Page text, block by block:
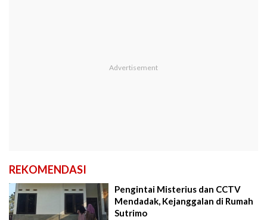
REKOMENDASI
Pengintai Misterius dan CCTV
Mendadak, Kejanggalan di Rumah
Sutrimo